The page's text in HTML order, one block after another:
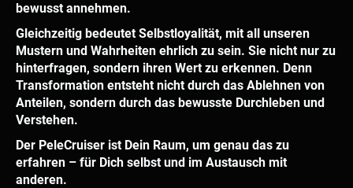
bewusst annehmen.
Gleichzeitig bedeutet Selbstloyalität, mit all unseren
Mustern und Wahrheiten ehrlich zu sein. Sie nicht nur zu
hinterfragen, sondern ihren Wert zu erkennen. Denn
Transformation entsteht nicht durch das Ablehnen von
Anteilen, sondern durch das bewusste Durchleben und
Verstehen.
Der PeleCruiser ist Dein Raum, um genau das zu
erfahren – für Dich selbst und im Austausch mit
anderen.